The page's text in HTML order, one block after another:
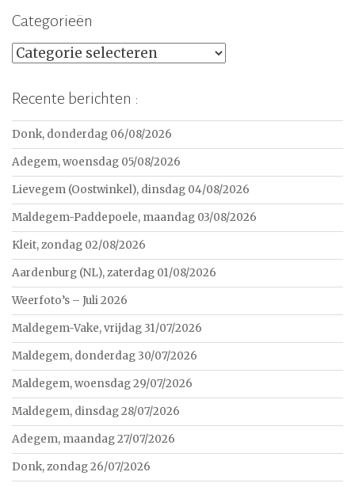
Categorieën
Categorieën
Recente berichten :
Donk, donderdag 06/08/2026
Adegem, woensdag 05/08/2026
Lievegem (Oostwinkel), dinsdag 04/08/2026
Maldegem-Paddepoele, maandag 03/08/2026
Kleit, zondag 02/08/2026
Aardenburg (NL), zaterdag 01/08/2026
Weerfoto’s – Juli 2026
Maldegem-Vake, vrijdag 31/07/2026
Maldegem, donderdag 30/07/2026
Maldegem, woensdag 29/07/2026
Maldegem, dinsdag 28/07/2026
Adegem, maandag 27/07/2026
Donk, zondag 26/07/2026